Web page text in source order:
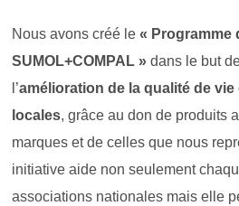
Nous avons créé le« Programme
SUMOL+COMPAL » dans le but
l’amélioration de la qualité de
locales, grâce au don de produits
marques et de celles que nous
initiative aide non seulement
associations nationales mais elle